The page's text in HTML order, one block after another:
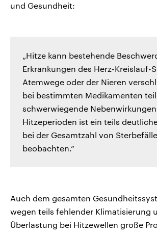
und Gesundheit:
„Hitze kann bestehende
Erkrankungen des Herz-Kreislauf-
Atemwege oder der Nieren
bei bestimmten Medikamenten
schwerwiegende
Hitzeperioden ist ein teils
bei der Gesamtzahl von
beobachten.“
Auch dem gesamten
wegen teils fehlender Klimatisierung
Überlastung bei Hitzewellen große